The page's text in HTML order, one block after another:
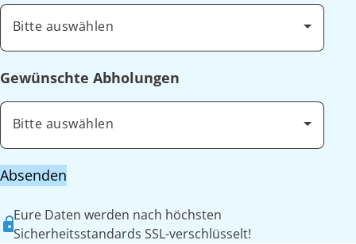
Bitte auswählen
Gewünschte Abholungen
Bitte auswählen
Absenden
Eure Daten werden nach höchsten
Sicherheitsstandards SSL-verschlüsselt!